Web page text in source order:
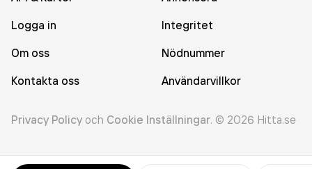
Logga in
Integritet
Om oss
Nödnummer
Kontakta oss
Användarvillkor
Privacy Policy och Cookie Inställningar. © 2026 Hitta.se